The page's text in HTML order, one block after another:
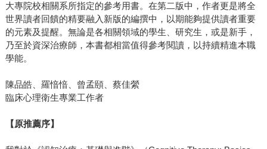
大專院校相關系所指定的參考用書。在第二版中，作者更是將全
世界讀者回饋的精要融入新版的編撰中，以期能夠提供讀者重要
的元素及提醒。無論是各相關領域的學生、研究生，或是新手，
乃至於資深治療師，本書都相當值得參考閱讀，以持續精進本職
學能。
陳品皓、羅愔愔、曾孟頤、蔡佳縈
臨床心理衛生專業工作者
【原推薦序】